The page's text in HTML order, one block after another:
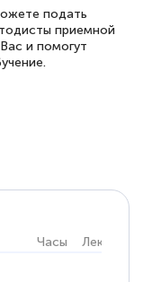
подать
приемной
и помогут
Часы Лекции